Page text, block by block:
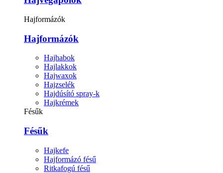
Hajformázók
Hajformázók
Hajhabok
Hajlakkok
Hajwaxok
Hajzselék
Hajdúsító spray-k
Hajkrémek
Fésűk
Fésűk
Hajkefe
Hajformázó fésű
Ritkafogú fésű